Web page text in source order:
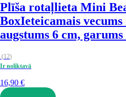
Plīša rotaļlieta Mini
BoxIeteicamais vecums
augstums 6 cm, garums
(12)
Ir noliktavā
16,90 €